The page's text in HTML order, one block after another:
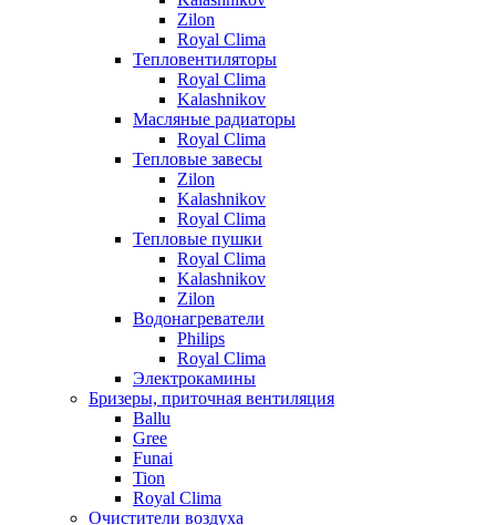
Zilon
Royal Clima
Тепловентиляторы
Royal Clima
Kalashnikov
Масляные радиаторы
Royal Clima
Тепловые завесы
Zilon
Kalashnikov
Royal Clima
Тепловые пушки
Royal Clima
Kalashnikov
Zilon
Водонагреватели
Philips
Royal Clima
Электрокамины
Бризеры, приточная вентиляция
Ballu
Gree
Funai
Tion
Royal Clima
Очистители воздуха